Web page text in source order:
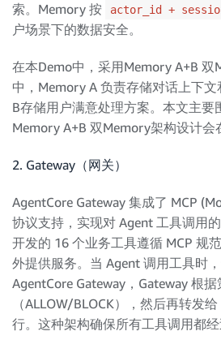
索。Memory 按
actor_id +
户场景下的数据安全。
在本Demo中，采用Memory A+B
中，Memory A 负责存储对话上下
B存储用户满意处理方案。本文主要
Memory A+B 双Memory架构设计会
2. Gateway（网关）
AgentCore Gateway 集成了 MCP
协议支持，实现对 Agent 工具调用
开发的 16 个业务工具遵循 MCP 规
外提供服务。当 Agent 调用工具时
AgentCore Gateway，Gateway 根
（ALLOW/BLOCK），然后再转发
行。这种架构确保所有工具调用都经